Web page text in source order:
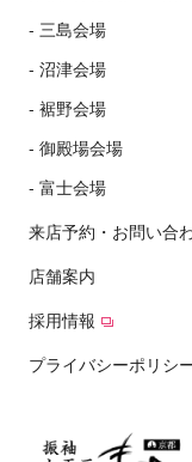
三島会場
沼津会場
裾野会場
御殿場会場
富士会場
来店予約・お問い合
店舗案内
採用情報
プライバシーポリシ